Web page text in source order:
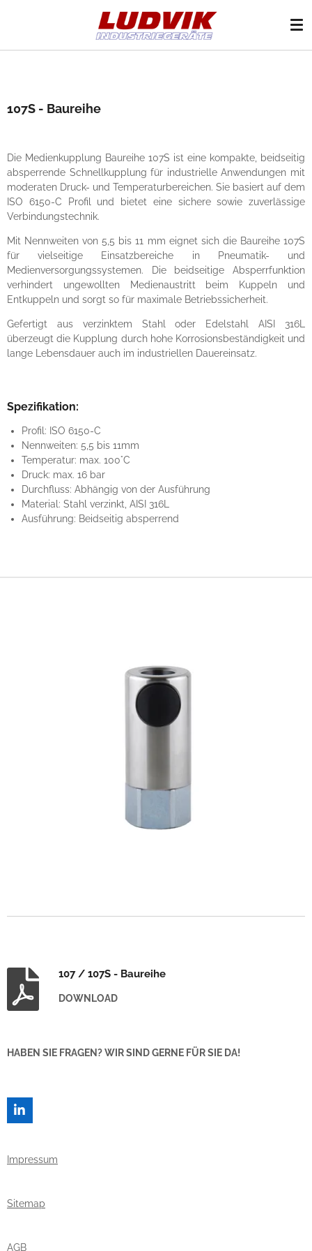
107S - Baureihe
Die Medienkupplung Baureihe 107S ist eine kompakte, beidseitig
absperrende Schnellkupplung für industrielle Anwendungen mit
moderaten Druck- und Temperaturbereichen. Sie basiert auf dem
ISO 6150-C Profil und bietet eine sichere sowie zuverlässige
Verbindungstechnik.
Mit Nennweiten von 5,5 bis 11 mm eignet sich die Baureihe 107S
für vielseitige Einsatzbereiche in Pneumatik- und
Medienversorgungssystemen. Die beidseitige Absperrfunktion
verhindert ungewollten Medienaustritt beim Kuppeln und
Entkuppeln und sorgt so für maximale Betriebssicherheit.
Gefertigt aus verzinktem Stahl oder Edelstahl AISI 316L
überzeugt die Kupplung durch hohe Korrosionsbeständigkeit und
lange Lebensdauer auch im industriellen Dauereinsatz.
Spezifikation:
Profil: ISO 6150-C
Nennweiten: 5,5 bis 11mm
Temperatur: max. 100°C
Druck: max. 16 bar
Durchfluss: Abhängig von der Ausführung
Material: Stahl verzinkt, AISI 316L
Ausführung: Beidseitig absperrend
107 / 107S - Baureihe
DOWNLOAD
HABEN SIE FRAGEN? WIR SIND GERNE FÜR SIE DA!
L
I
E
Impressum
Sitemap
AGB